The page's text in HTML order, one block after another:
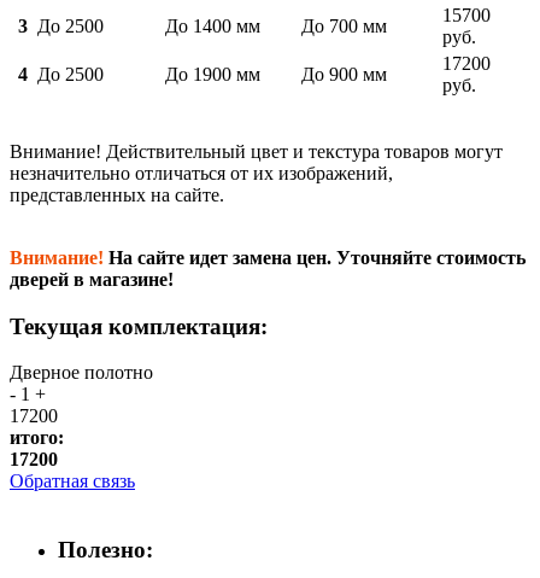
3 До 2500 До 1400 мм До 700 мм
15700
руб.
4 До 2500 До 1900 мм До 900 мм
17200
руб.
Внимание! Действительный цвет и текстура товаров могут
незначительно отличаться от их изображений,
представленных на сайте.
Внимание! На сайте идет замена цен. Уточняйте стоимость
дверей в магазине!
Текущая комплектация:
Дверное полотно
- 1 +
17200
итого:
17200
Обратная связь
Полезно: